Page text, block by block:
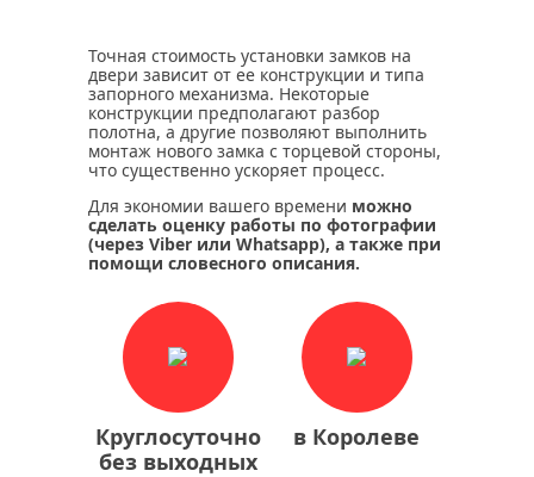
Точная стоимость установки замков на
двери зависит от ее конструкции и типа
запорного механизма. Некоторые
конструкции предполагают разбор
полотна, а другие позволяют выполнить
монтаж нового замка с торцевой стороны,
что существенно ускоряет процесс.
Для экономии вашего времени можно
сделать оценку работы по фотографии
(через Viber или Whatsapp), а также при
помощи словесного описания.
Круглосуточно
без выходных
в Королеве